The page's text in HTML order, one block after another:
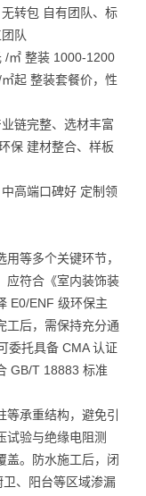
转包 自有团队、标
队
/㎡ 整装 1000-1200
起 整装套餐价，性
链完整、选材丰富
保 建材整合、样板
高端口碑好 定制领
等多个关键环节，
应符合《室内装饰装
E0/ENF 级环保主
工后，需保持充分通
委托具备 CMA 认证
GB/T 18883 标准
等承重结构，避免引
试验与绝缘电阻测
盖。防水施工后，闭
、阳台等区域渗漏